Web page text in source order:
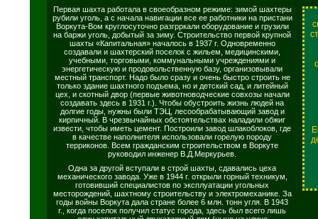
Первая шахта работала в своеобразном режиме: зимой шахтеры
рубили уголь, а с начала навигации все ее работники на пристани
Воркута-Вом круглосуточно разгрркали оборудование и грузили
на баржи уголь, добытый за зиму. Строительство первой крупной
шахты «Капитальная» началось в 1937 г. Одновременно
создавали и шахтерский поселок с жильем, медицинскими,
учебными, торговыми, коммунальными учреждениями и
энергетическую и продовольственную базу, организовывали
местный транспорт. Надо было сразу и очень быстро строить не
только здание шахтного подъема, но и детский сад, и литейный
цех, и скотный двор (первые животноводческие совхозы начали
создавать здесь в 1931 г.). Чтобы обустроить жизнь людей на
долгие годы, нужны были ТЭЦ, лесообрабатывающий завод и
кирпичный. В чрезвычайных обстоятельствах наладили обжиг
извести, чтобы иметь цемент. Построили завод шлакоблоков, где
в качестве наполнителя использовали горелую породу
терриконов. Всем гражданским строительством в Воркуте
руководил инженер В.Д.Меркурьев.
Одна за другой вступали в строй шахты, сдавались цеха
механического завода. Уже в 1944 г. открыли горный техникум,
готовивший специалистов по эксплуатации угольных
месторождений, шахтному строительству и электромеханике. За
годы войны Воркута дала стране более 6 млн. тонн угля. В 1943
г., когда поселок получил статус города, здесь был всего лишь